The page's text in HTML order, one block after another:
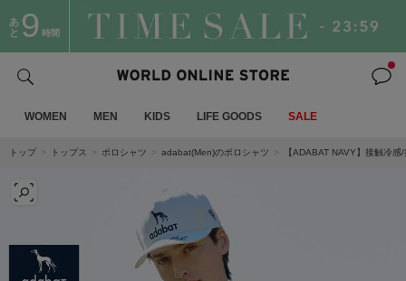
あ
と 9 時間
WOMEN MEN KIDS LIFE GOODS SALE
トップ トップス ポロシャツ adabat(Men)のポロシャツ 【ADABAT NAVY】接触冷